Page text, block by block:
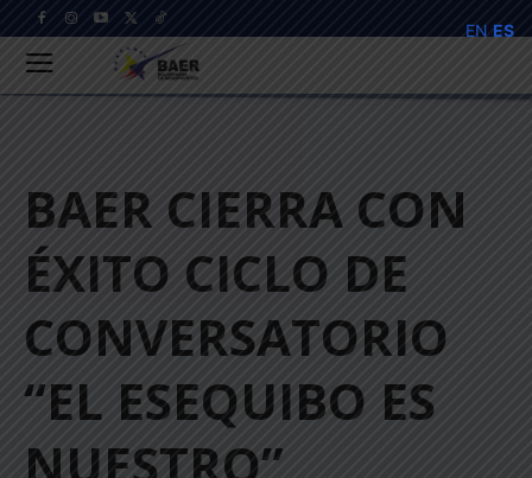
BAER CIERRA CON
ÉXITO CICLO DE
CONVERSATORIO
“EL ESEQUIBO ES
NUESTRO”
EN ES